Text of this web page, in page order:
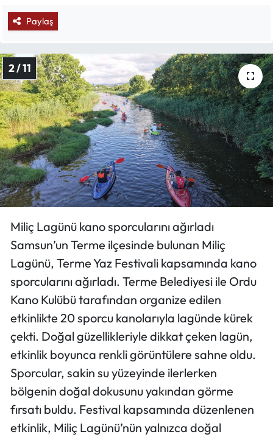
Paylaş
2 / 11
Miliç Lagünü kano sporcularını ağırladı
Samsun’un Terme ilçesinde bulunan Miliç
Lagünü, Terme Yaz Festivali kapsamında kano
sporcularını ağırladı. Terme Belediyesi ile Ordu
Kano Kulübü tarafından organize edilen
etkinlikte 20 sporcu kanolarıyla lagünde kürek
çekti. Doğal güzellikleriyle dikkat çeken lagün,
etkinlik boyunca renkli görüntülere sahne oldu.
Sporcular, sakin su yüzeyinde ilerlerken
bölgenin doğal dokusunu yakından görme
fırsatı buldu. Festival kapsamında düzenlenen
etkinlik, Miliç Lagünü’nün yalnızca doğal